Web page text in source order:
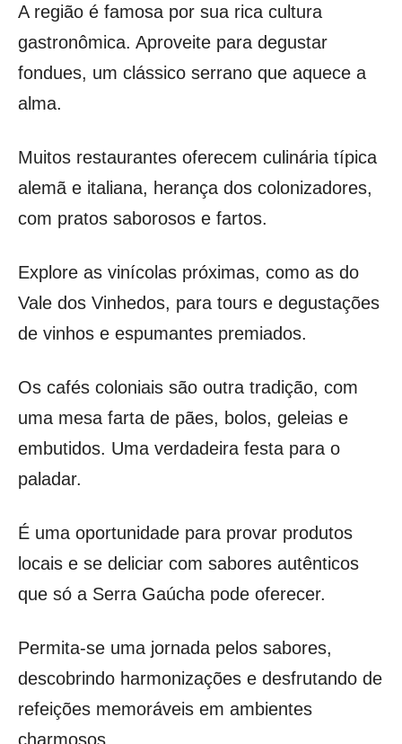
A região é famosa por sua rica cultura
gastronômica. Aproveite para degustar
fondues, um clássico serrano que aquece a
alma.
Muitos restaurantes oferecem culinária típica
alemã e italiana, herança dos colonizadores,
com pratos saborosos e fartos.
Explore as vinícolas próximas, como as do
Vale dos Vinhedos, para tours e degustações
de vinhos e espumantes premiados.
Os cafés coloniais são outra tradição, com
uma mesa farta de pães, bolos, geleias e
embutidos. Uma verdadeira festa para o
paladar.
É uma oportunidade para provar produtos
locais e se deliciar com sabores autênticos
que só a Serra Gaúcha pode oferecer.
Permita-se uma jornada pelos sabores,
descobrindo harmonizações e desfrutando de
refeições memoráveis em ambientes
charmosos.